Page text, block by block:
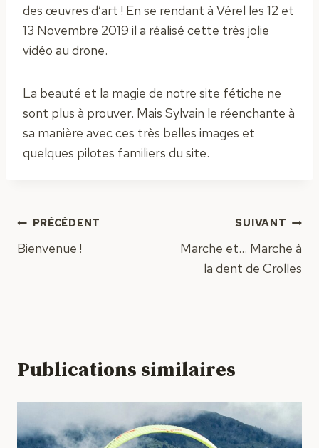
des œuvres d’art ! En se rendant à Vérel les 12 et
13 Novembre 2019 il a réalisé cette très jolie
vidéo au drone.
La beauté et la magie de notre site fétiche ne
sont plus à prouver. Mais Sylvain le réenchante à
sa manière avec ces très belles images et
quelques pilotes familiers du site.
Navigation
de
PRÉCÉDENT
Bienvenue !
SUIVANT
Marche et… Marche à
la dent de Crolles
Publications similaires